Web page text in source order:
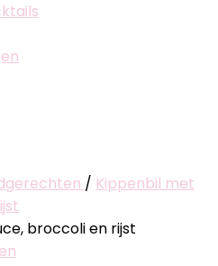
/ Kippenbil met